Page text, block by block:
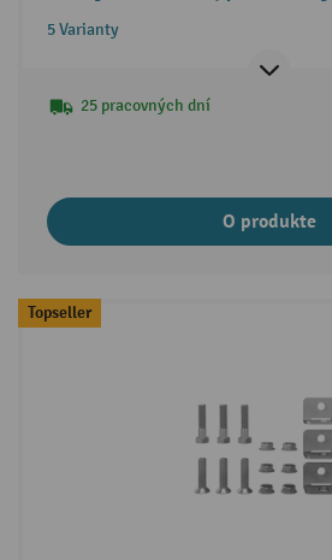
5 Varianty
25 pracovných dní
O produkte
Topseller